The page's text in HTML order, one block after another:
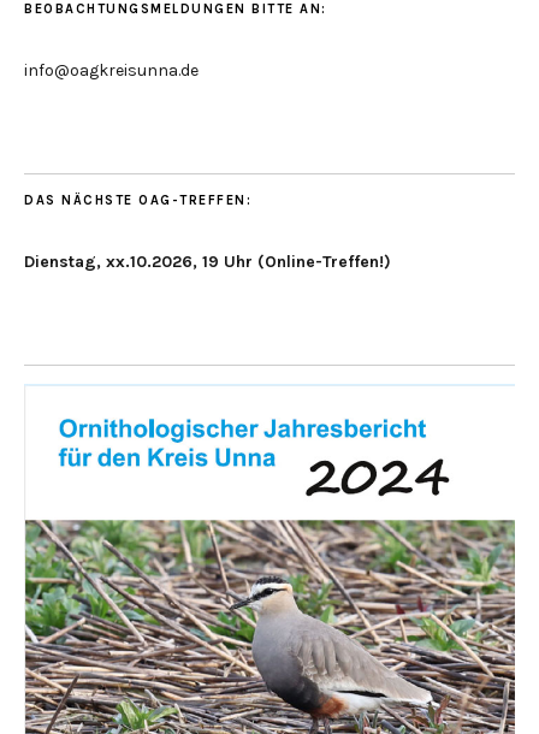
BEOBACHTUNGSMELDUNGEN BITTE AN:
info@oagkreisunna.de
DAS NÄCHSTE OAG-TREFFEN:
Dienstag, xx.10.2026, 19 Uhr (Online-Treffen!)